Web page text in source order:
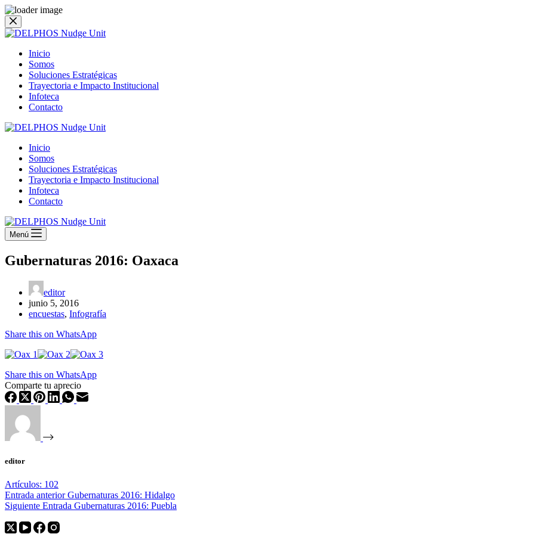
Saltar
al
Inicio
Somos
Soluciones Estratégicas
Trayectoria e Impacto Institucional
Infoteca
Contacto
Inicio
Somos
Soluciones Estratégicas
Trayectoria e Impacto Institucional
Infoteca
Contacto
Menú
Gubernaturas 2016: Oaxaca
editor
junio 5, 2016
encuestas, Infografía
Share this on WhatsApp
Share this on WhatsApp
Comparte tu aprecio
editor
Artículos: 102
Entrada anteriorGubernaturas 2016: Hidalgo
Siguiente Entrada Gubernaturas 2016: Puebla